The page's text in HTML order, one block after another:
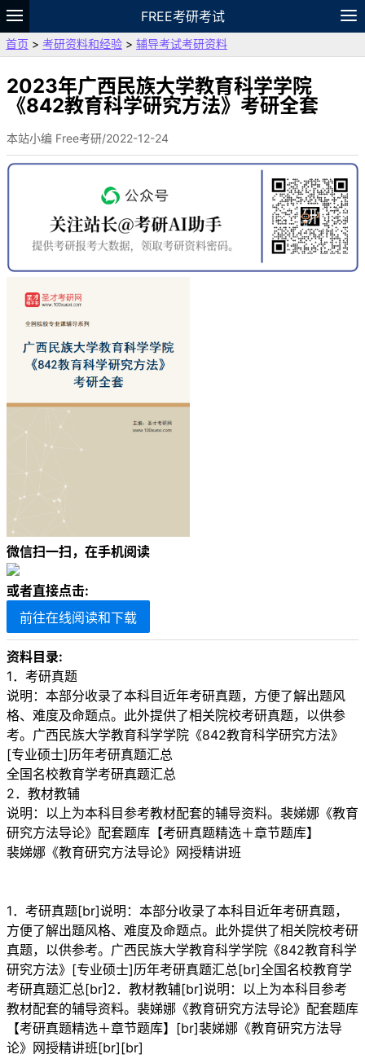
FREE考研考试
题库
故事 专题 APP 笔记
VIP
资料
首页 > 考研资料和经验 > 辅导考试考研资料
2023年广西民族大学教育科学学院
《842教育科学研究方法》考研全套
本站小编 Free考研/2022-12-24
微信扫一扫，在手机阅读
或者直接点击:
前往在线阅读和下载
资料目录:
1．考研真题
说明：本部分收录了本科目近年考研真题，方便了解出题风
格、难度及命题点。此外提供了相关院校考研真题，以供参
考。广西民族大学教育科学学院《842教育科学研究方法》
[专业硕士]历年考研真题汇总
全国名校教育学考研真题汇总
2．教材教辅
说明：以上为本科目参考教材配套的辅导资料。裴娣娜《教育
研究方法导论》配套题库【考研真题精选＋章节题库】
裴娣娜《教育研究方法导论》网授精讲班
1．考研真题[br]说明：本部分收录了本科目近年考研真题，
方便了解出题风格、难度及命题点。此外提供了相关院校考研
真题，以供参考。广西民族大学教育科学学院《842教育科学
研究方法》[专业硕士]历年考研真题汇总[br]全国名校教育学
考研真题汇总[br]2．教材教辅[br]说明：以上为本科目参考
教材配套的辅导资料。裴娣娜《教育研究方法导论》配套题库
【考研真题精选＋章节题库】[br]裴娣娜《教育研究方法导
论》网授精讲班[br][br]